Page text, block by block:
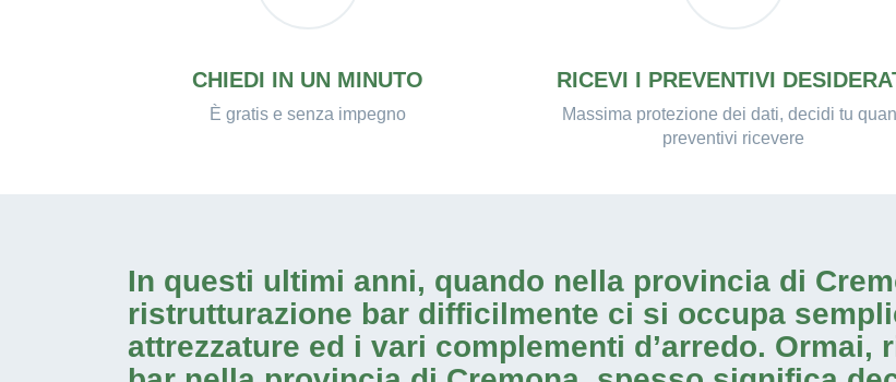
CHIEDI IN UN MINUTO
È gratis e senza impegno
RICEVI I PREVENTIVI
Massima protezione dei dati, decidi tu
preventivi ricevere
In questi ultimi anni, quando nella provincia di
ristrutturazione bar difficilmente ci si occupa
attrezzature ed i vari complementi d’arredo.